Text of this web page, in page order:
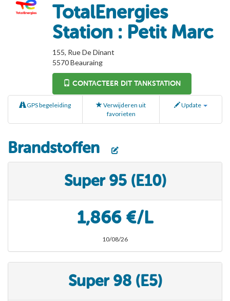
TotalEnergies
Station : Petit Marc
155, Rue De Dinant
5570Beauraing
CONTACTEER DIT TANKSTATION
GPS begeleiding
Verwijderen uit
favorieten
Update
Brandstoffen
Super 95 (E10)
1,866 €/L
10/08/26
Super 98 (E5)